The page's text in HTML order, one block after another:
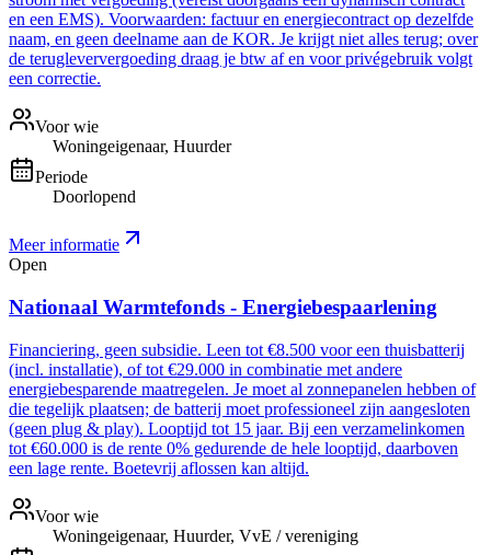
en een EMS). Voorwaarden: factuur en energiecontract op dezelfde
naam, en geen deelname aan de KOR. Je krijgt niet alles terug; over
de terugleververgoeding draag je btw af en voor privégebruik volgt
een correctie.
Voor wie
Woningeigenaar, Huurder
Periode
Doorlopend
Meer informatie
Open
Nationaal Warmtefonds - Energiebespaarlening
Financiering, geen subsidie. Leen tot €8.500 voor een thuisbatterij
(incl. installatie), of tot €29.000 in combinatie met andere
energiebesparende maatregelen. Je moet al zonnepanelen hebben of
die tegelijk plaatsen; de batterij moet professioneel zijn aangesloten
(geen plug & play). Looptijd tot 15 jaar. Bij een verzamelinkomen
tot €60.000 is de rente 0% gedurende de hele looptijd, daarboven
een lage rente. Boetevrij aflossen kan altijd.
Voor wie
Woningeigenaar, Huurder, VvE / vereniging